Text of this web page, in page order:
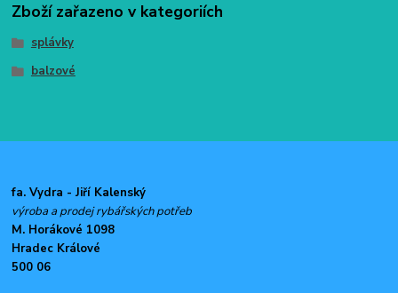
Zboží zařazeno v kategoriích
splávky
balzové
fa. Vydra - Jiří Kalenský
výroba a prodej rybářských potřeb
M. Horákové 1098
Hradec Králové
500 06